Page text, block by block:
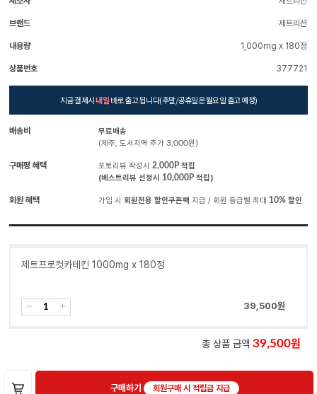
브랜드 제트리션
내용량 1,000mg x 180정
상품번호 377721
지금 결제시내일바로 출고 됩니다(주말/공휴일은 월요일 출고 예정)
배송비
무료배송
(제주, 도서지역 추가 3,000원)
구매평 혜택 포토리뷰 작성시 2,000P적립
(베스트리뷰 선정시 10,000P적립)
회원 혜택 가입 시 회원전용 할인쿠폰팩 지급 / 회원 등급별 최대 10%할인
제트프로컷카테킨 1000mg x 180정
39,500원
총 상품 금액 39,500
구매하기 회원구매 시 적립금 지급